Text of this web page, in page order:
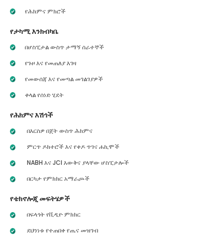
የሕክምና ምክሮች
የታካሚ እንክብካቤ
በሆስፒታል ውስጥ ታማኝ ሰራተኞች
የጉዞ እና የመጠለያ እገዛ
የመውሰጃ እና የመጣል መገልገያዎች
ቀላል የሰነድ ሂደት
የሕክምና እሽጎች
በእርስዎ በጀት ውስጥ ሕክምና
ምርጥ ዶክተሮች እና የቀዶ ጥገና ሐኪሞች
NABH እና JCI እውቅና ያላቸው ሆስፒታሎች
በርካታ የምክክር አማራጮች
የቴክኖሎጂ መፍትሄዎች
በፍላጎት የቪዲዮ ምክክር
ደህንነቱ የተጠበቀ የጤና መዝገብ